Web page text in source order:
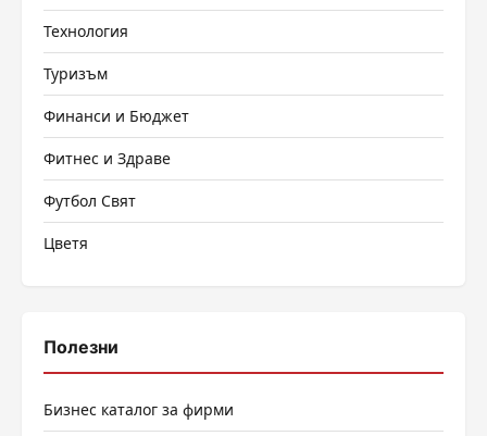
Технология
Туризъм
Финанси и Бюджет
Фитнес и Здраве
Футбол Свят
Цветя
Полезни
Бизнес каталог за фирми